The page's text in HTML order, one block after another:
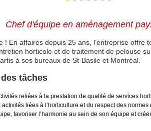
Chef d'équipe en aménagement
! En affaires depuis 25 ans, l’entreprise offre
horticole et de traitement de pelouse
à ses bureaux de St-Basile et Montréal.
tâches
reliées à la prestation de qualité de services
liées à l’horticulture et du respect des
favoriser l’harmonie au sein de son équipe et